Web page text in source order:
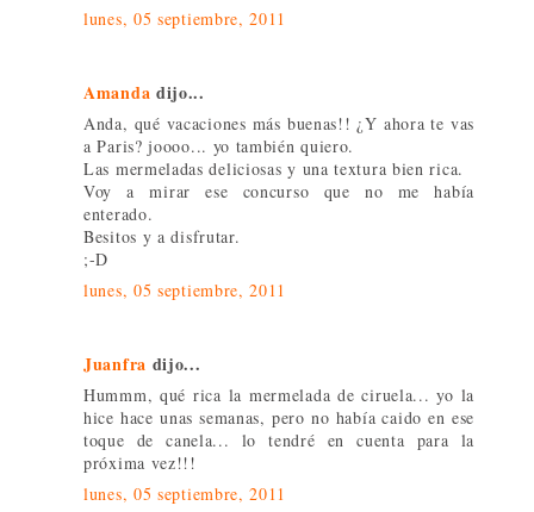
lunes, 05 septiembre, 2011
Amanda dijo...
Anda, qué vacaciones más buenas!! ¿Y ahora te vas
a Paris? joooo... yo también quiero.
Las mermeladas deliciosas y una textura bien rica.
Voy a mirar ese concurso que no me había
enterado.
Besitos y a disfrutar.
;-D
lunes, 05 septiembre, 2011
Juanfra dijo...
Hummm, qué rica la mermelada de ciruela... yo la
hice hace unas semanas, pero no había caido en ese
toque de canela... lo tendré en cuenta para la
próxima vez!!!
lunes, 05 septiembre, 2011